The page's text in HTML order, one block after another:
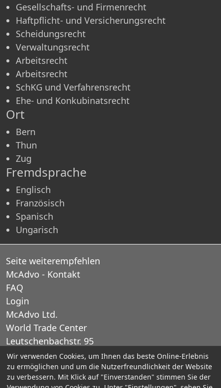
Gesellschafts- und Firmenrecht
Haftpflicht- und Versicherungsrecht
Scheidungsrecht
Verwaltungsrecht
Arbeitsrecht
Arbeitsrecht
SchKG und Verfahrensrecht
Ehe- und Konkubinatsrecht
Ort
Bern
Thun
Zug
Fremdsprache
Englisch
Französisch
Spanisch
Ungarisch
Seite weiterempfehlen
McAdvo - Kontakt
FAQ
Login
McAdvo Ltd.
World Trade Center
Leutschenbachstr. 95
CH-8050 Zurich
Schweiz
Wir verwenden Cookies, um Ihnen das beste Online-Erlebnis
zu ermöglichen und um die Nutzerfreundlichkeit der Website
zu verbessern. Mit Klick auf "Einverstanden" stimmen Sie der